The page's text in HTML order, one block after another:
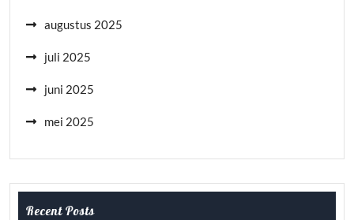
augustus 2025
juli 2025
juni 2025
mei 2025
Recent Posts